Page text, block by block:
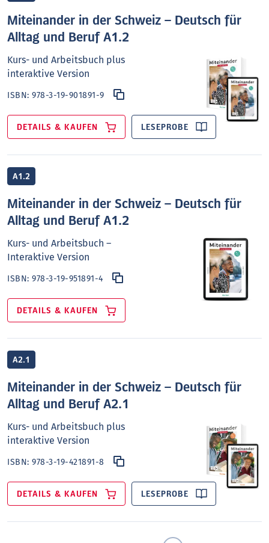
Miteinander in der Schweiz – Deutsch für
Alltag und Beruf A1.2
Kurs- und Arbeitsbuch plus
interaktive Version
ISBN:978-3-19-901891-9
DETAILS & KAUFEN LESEPROBE
A1.2
Miteinander in der Schweiz – Deutsch für
Alltag und Beruf A1.2
Kurs- und Arbeitsbuch –
Interaktive Version
ISBN:978-3-19-951891-4
DETAILS & KAUFEN
A2.1
Miteinander in der Schweiz – Deutsch für
Alltag und Beruf A2.1
Kurs- und Arbeitsbuch plus
interaktive Version
ISBN:978-3-19-421891-8
DETAILS & KAUFEN LESEPROBE